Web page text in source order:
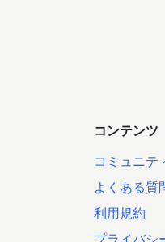
コンテンツ
コミュニテ
よくある質
利用規約